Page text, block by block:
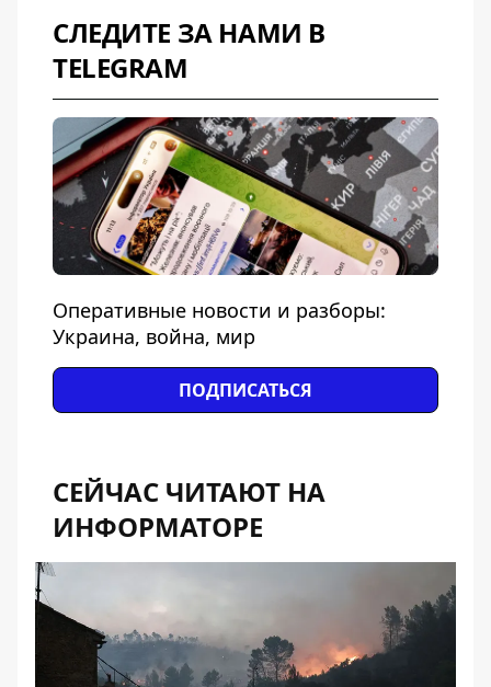
СЛЕДИТЕ ЗА НАМИ В
TELEGRAM
Оперативные новости и разборы:
Украина, война, мир
ПОДПИСАТЬСЯ
СЕЙЧАС ЧИТАЮТ НА
ИНФОРМАТОРЕ